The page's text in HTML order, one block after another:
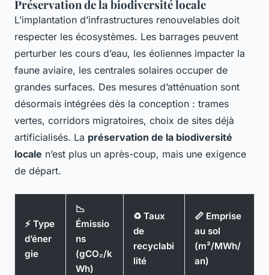
Préservation de la biodiversité locale
L’implantation d’infrastructures renouvelables doit
respecter les écosystèmes. Les barrages peuvent
perturber les cours d’eau, les éoliennes impacter la
faune aviaire, les centrales solaires occuper de
grandes surfaces. Des mesures d’atténuation sont
désormais intégrées dès la conception : trames
vertes, corridors migratoires, choix de sites déjà
artificialisés. La préservation de la biodiversité
locale n’est plus un après-coup, mais une exigence
de départ.
⚡ Type
d’éner
gie
📉
Émissio
ns
(gCO₂/k
Wh)
♻️ Taux
de
recyclabi
lité
📏 Emprise
au sol
(m²/MWh/
an)